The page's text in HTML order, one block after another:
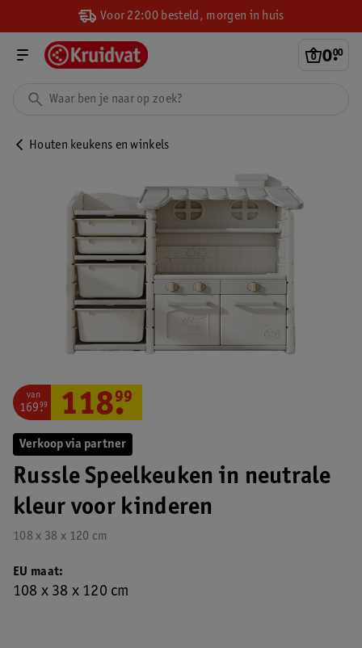
Voor 22:00 besteld, morgen in huis
0.
00
Houten keukens en winkels
Verkoop via partner
Russle Speelkeuken in neutrale
kleur voor kinderen
108 x 38 x 120 cm
van
169.
99 118.
99
EU maat
108 x 38 x 120 cm